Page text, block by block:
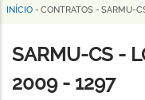
Horizonte
Trilha
de
navegação
INÍCIO - CONTRATOS - SARMU-
SARMU-CS -
2009 - 1297